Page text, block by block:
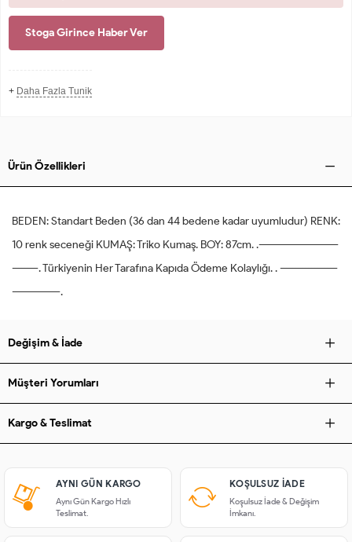
Stoga Girince Haber Ver
+ Daha Fazla Tunik
Ürün Özellikleri
BEDEN: Standart Beden (36 dan 44 bedene kadar uyumludur) RENK:
10 renk seceneği KUMAŞ: Triko Kumaş. BOY: 87cm. .-------------------------
--------. Türkiyenin Her Tarafına Kapıda Ödeme Kolaylığı. . ------------------
---------------.
Değişim & İade
Müşteri Yorumları
Kargo & Teslimat
AYNI GÜN KARGO
Aynı Gün Kargo Hızlı
Teslimat.
KOŞULSUZ IADE
Koşulsuz İade & Değişim
İmkanı.